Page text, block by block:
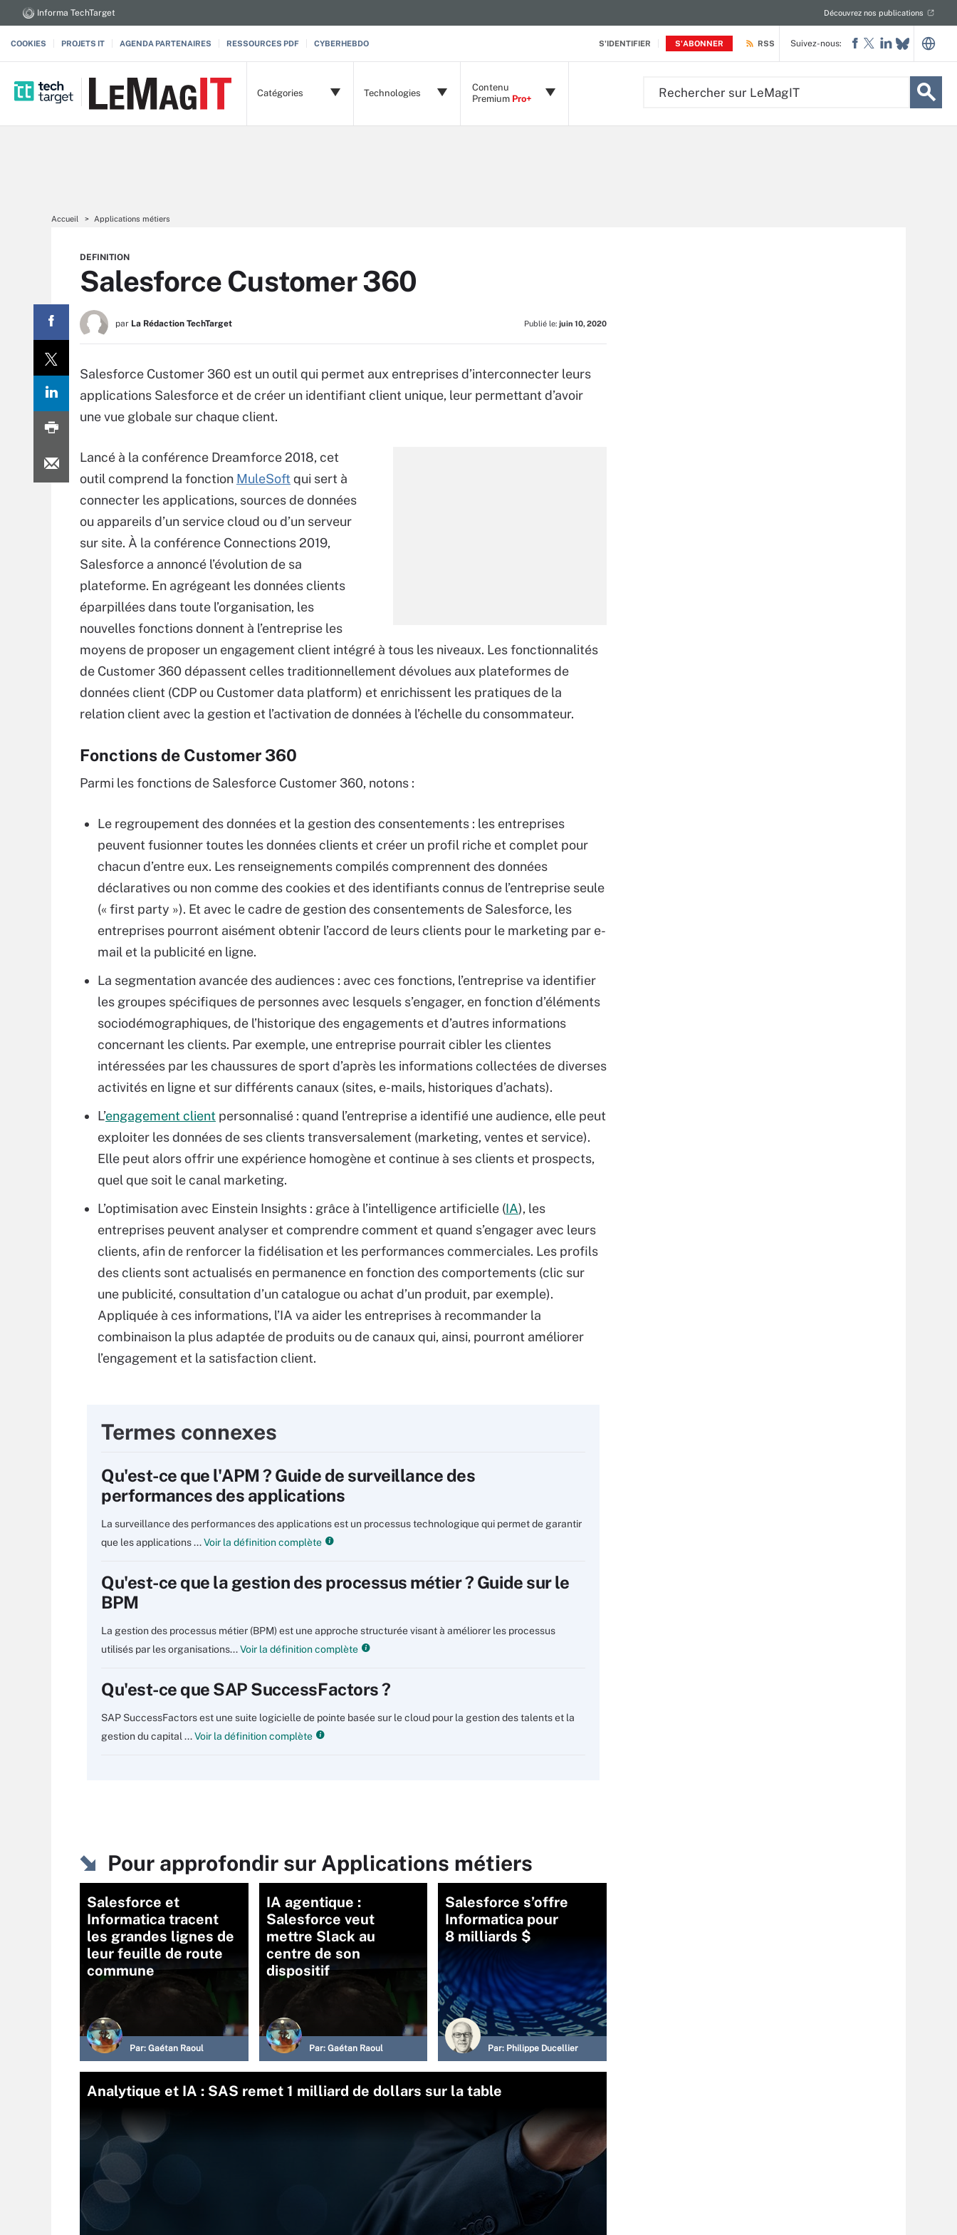
S'IDENTIFIER S'ABONNER
Informa TechTarget Découvrez nos publications
COOKIES PROJETS IT AGENDA PARTENAIRES RESSOURCES PDF CYBERHEBDO RSS
Catégories Technologies
Contenu
Premium Pro+
Suivez-nous:
Accueil Applications métiers
DEFINITION
Salesforce Customer 360
par La Rédaction TechTarget Publié le: juin 10, 2020
Salesforce Customer 360 est un outil qui permet aux entreprises d’interconnecter leurs
applications Salesforce et de créer un identifiant client unique, leur permettant d’avoir
une vue globale sur chaque client.
Lancé à la conférence Dreamforce 2018, cet
outil comprend la fonction MuleSoft qui sert à
connecter les applications, sources de données
ou appareils d’un service cloud ou d’un serveur
sur site. À la conférence Connections 2019,
Salesforce a annoncé l’évolution de sa
plateforme. En agrégeant les données clients
éparpillées dans toute l’organisation, les
nouvelles fonctions donnent à l’entreprise les
moyens de proposer un engagement client intégré à tous les niveaux. Les fonctionnalités
de Customer 360 dépassent celles traditionnellement dévolues aux plateformes de
données client (CDP ou Customer data platform) et enrichissent les pratiques de la
relation client avec la gestion et l’activation de données à l’échelle du consommateur.
Fonctions de Customer 360
Parmi les fonctions de Salesforce Customer 360, notons :
Le regroupement des données et la gestion des consentements : les entreprises
peuvent fusionner toutes les données clients et créer un profil riche et complet pour
chacun d’entre eux. Les renseignements compilés comprennent des données
déclaratives ou non comme des cookies et des identifiants connus de l’entreprise seule
(« first party »). Et avec le cadre de gestion des consentements de Salesforce, les
entreprises pourront aisément obtenir l’accord de leurs clients pour le marketing par e-
mail et la publicité en ligne.
La segmentation avancée des audiences : avec ces fonctions, l’entreprise va identifier
les groupes spécifiques de personnes avec lesquels s’engager, en fonction d’éléments
sociodémographiques, de l’historique des engagements et d’autres informations
concernant les clients. Par exemple, une entreprise pourrait cibler les clientes
intéressées par les chaussures de sport d’après les informations collectées de diverses
activités en ligne et sur différents canaux (sites, e-mails, historiques d’achats).
L’engagement client personnalisé : quand l’entreprise a identifié une audience, elle peut
exploiter les données de ses clients transversalement (marketing, ventes et service).
Elle peut alors offrir une expérience homogène et continue à ses clients et prospects,
quel que soit le canal marketing.
L’optimisation avec Einstein Insights : grâce à l’intelligence artificielle (IA), les
entreprises peuvent analyser et comprendre comment et quand s’engager avec leurs
clients, afin de renforcer la fidélisation et les performances commerciales. Les profils
des clients sont actualisés en permanence en fonction des comportements (clic sur
une publicité, consultation d’un catalogue ou achat d’un produit, par exemple).
Appliquée à ces informations, l’IA va aider les entreprises à recommander la
combinaison la plus adaptée de produits ou de canaux qui, ainsi, pourront améliorer
l’engagement et la satisfaction client.
Termes connexes
Qu'est-ce que l'APM ? Guide de surveillance des
performances des applications
La surveillance des performances des applications est un processus technologique qui permet de garantir
que les applications ...Voir la définition complète
Qu'est-ce que la gestion des processus métier ? Guide sur le
BPM
La gestion des processus métier (BPM) est une approche structurée visant à améliorer les processus
utilisés par les organisations...Voir la définition complète
Qu'est-ce que SAP SuccessFactors ?
SAP SuccessFactors est une suite logicielle de pointe basée sur le cloud pour la gestion des talents et la
gestion du capital ...Voir la définition complète
Pour approfondir sur Applications métiers
Salesforce et
Informatica tracent
les grandes lignes de
leur feuille de route
commune
Par: Gaétan Raoul
IA agentique :
Salesforce veut
mettre Slack au
centre de son
dispositif
Par: Gaétan Raoul
Salesforce s’offre
Informatica pour
8 milliards $
Par: Philippe Ducellier
Analytique et IA : SAS remet 1 milliard de dollars sur la table